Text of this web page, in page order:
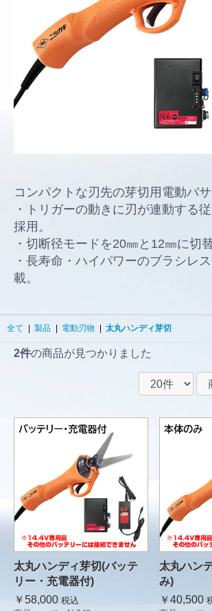
コンパクトな刃先の芽切用電動バサ
・トリガーの動きに刃が連動する
採用。
・切断径モードを20㎜と12㎜に切替
・長寿命・ハイパワーのブラシレ
載。
全て 製品 電動刃物 太丸ハンディ芽切
2件の商品が見つかりました
太丸ハンディ芽切(バッテ
リー・充電器付)
￥58,000 税込
太丸ハン
み)
￥40,500